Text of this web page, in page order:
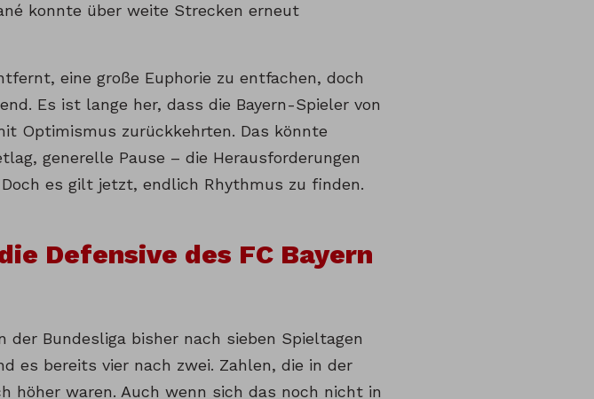
konnte über weite Strecken erneut
eine große Euphorie zu entfachen, doch
Es ist lange her, dass die Bayern-Spieler von
Optimismus zurückkehrten. Das könnte
generelle Pause – die Herausforderungen
es gilt jetzt, endlich Rhythmus zu finden.
Defensive des FC Bayern
der Bundesliga bisher nach sieben Spieltagen
es bereits vier nach zwei. Zahlen, die in der
höher waren. Auch wenn sich das noch nicht in